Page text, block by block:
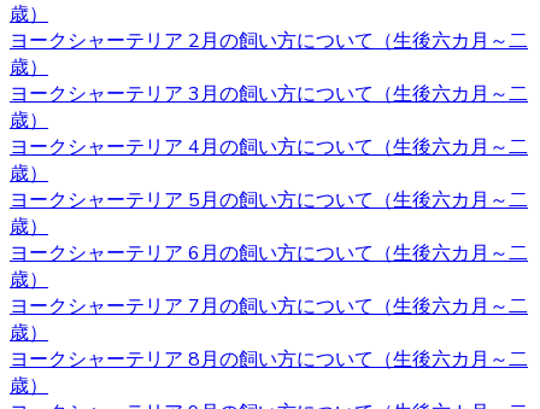
2020.10.30
ヨークシャーテリアは体が小さいため、室内で遊び回るだ
けで十分な運動になります。高齢者など毎日散歩に連れて
行ってあげられるか不安な人にもおすすめです。しかし、
ヨークシャテリアのストレス発散のためにも、週何回かは
軽めの散歩に連れていってあげるのが良いでしょう。何か
わからないことがありましたら、ヨークシャーテリア専門
のブリーダー・ベベドール にご相談ください。
2020.10.23
ブリーダーから子犬をお迎えする利点は、ペットショップ
とは異なりブリーダーが一匹一匹の健康状態や性格などを
きちんと把握しているというところです。また、育て方な
歳）
ヨークシャーテリア 2月の飼い方について（生後六カ月～二
歳）
ヨークシャーテリア 3月の飼い方について（生後六カ月～二
歳）
ヨークシャーテリア 4月の飼い方について（生後六カ月～二
歳）
ヨークシャーテリア 5月の飼い方について（生後六カ月～二
歳）
ヨークシャーテリア 6月の飼い方について（生後六カ月～二
歳）
ヨークシャーテリア 7月の飼い方について（生後六カ月～二
歳）
ヨークシャーテリア 8月の飼い方について（生後六カ月～二
歳）